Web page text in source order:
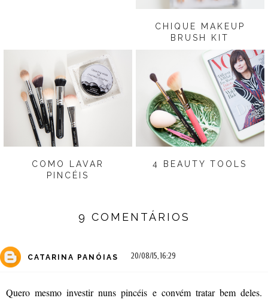
CHIQUE MAKEUP
BRUSH KIT
COMO LAVAR
PINCÉIS
4 BEAUTY TOOLS
9 COMENTÁRIOS
CATARINA PANÓIAS 20/08/15, 16:29
Quero mesmo investir nuns pincéis e convém tratar bem deles.